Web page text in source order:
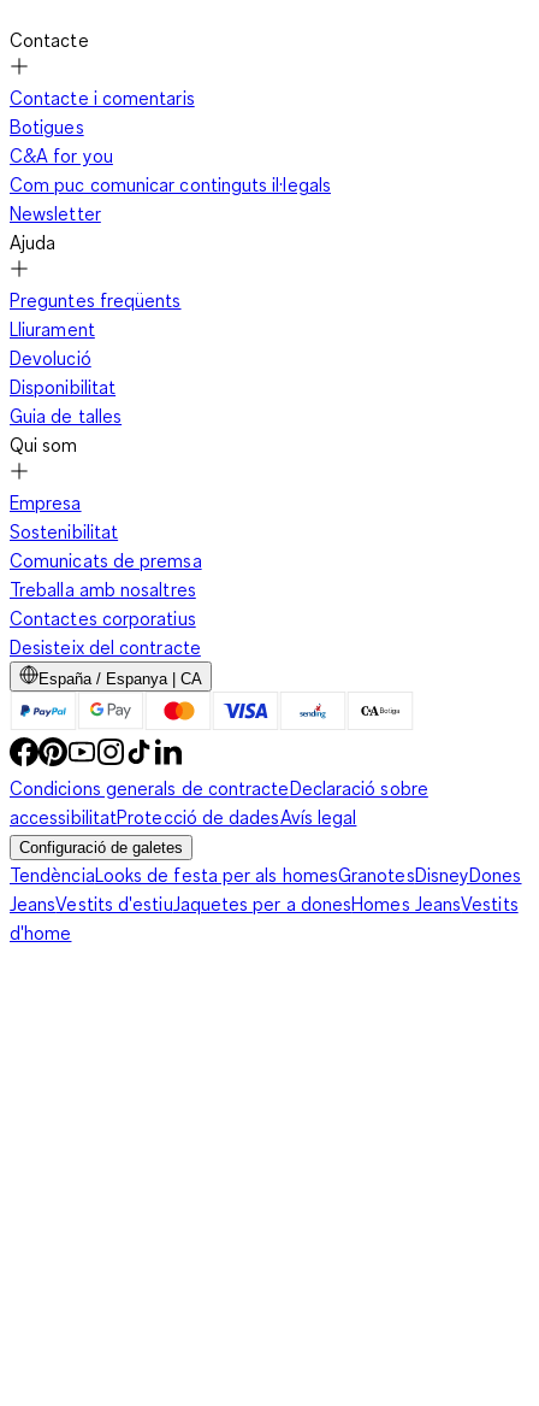
Contacte
Contacte i comentaris
Botigues
C&A for you
Com puc comunicar continguts il·legals
Newsletter
Ajuda
Preguntes freqüents
Lliurament
Devolució
Disponibilitat
Guia de talles
Qui som
Empresa
Sostenibilitat
Comunicats de premsa
Treballa amb nosaltres
Contactes corporatius
Desisteix del contracte
España / Espanya | CA
Condicions generals de contracteDeclaració sobre
accessibilitatProtecció de dadesAvís legal
Configuració de galetes
TendènciaLooks de festa per als homesGranotesDisneyDones
JeansVestits d'estiuJaquetes per a donesHomes JeansVestits
d'home